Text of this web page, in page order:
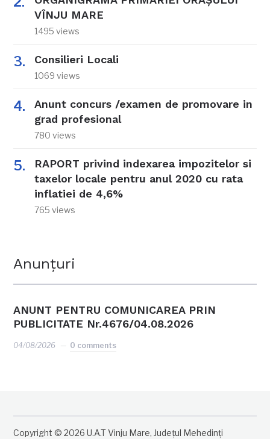
VÎNJU MARE
1495 views
Consilieri Locali
1069 views
Anunt concurs /examen de promovare in
grad profesional
780 views
RAPORT privind indexarea impozitelor si
taxelor locale pentru anul 2020 cu rata
inflatiei de 4,6%
765 views
Anunțuri
ANUNT PENTRU COMUNICAREA PRIN
PUBLICITATE Nr.4676/04.08.2026
04/08/2026 0 comments
Copyright © 2026 U.A.T Vinju Mare, Județul Mehedinți